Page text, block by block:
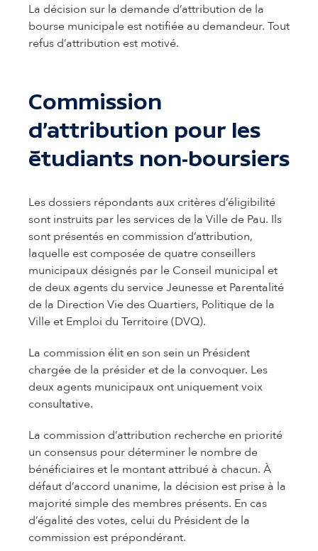
La décision sur la demande d’attribution de la
bourse municipale est notifiée au demandeur. Tout
refus d’attribution est motivé.
Commission
d’attribution pour les
étudiants non-boursiers
Les dossiers répondants aux critères d’éligibilité
sont instruits par les services de la Ville de Pau. Ils
sont présentés en commission d’attribution,
laquelle est composée de quatre conseillers
municipaux désignés par le Conseil municipal et
de deux agents du service Jeunesse et Parentalité
de la Direction Vie des Quartiers, Politique de la
Ville et Emploi du Territoire (DVQ).
La commission élit en son sein un Président
chargée de la présider et de la convoquer. Les
deux agents municipaux ont uniquement voix
consultative.
La commission d’attribution recherche en priorité
un consensus pour déterminer le nombre de
bénéficiaires et le montant attribué à chacun. À
défaut d’accord unanime, la décision est prise à la
majorité simple des membres présents. En cas
d’égalité des votes, celui du Président de la
commission est prépondérant.